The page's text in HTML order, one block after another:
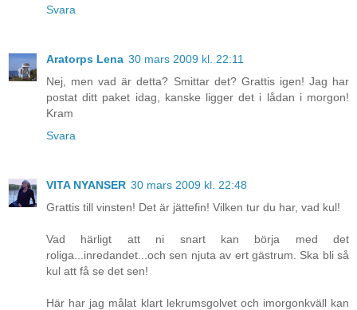
Svara
Aratorps Lena 30 mars 2009 kl. 22:11
Nej, men vad är detta? Smittar det? Grattis igen! Jag har
postat ditt paket idag, kanske ligger det i lådan i morgon!
Kram
Svara
VITA NYANSER 30 mars 2009 kl. 22:48
Grattis till vinsten! Det är jättefin! Vilken tur du har, vad kul!
Vad härligt att ni snart kan börja med det
roliga...inredandet...och sen njuta av ert gästrum. Ska bli så
kul att få se det sen!
Här har jag målat klart lekrumsgolvet och imorgonkväll kan